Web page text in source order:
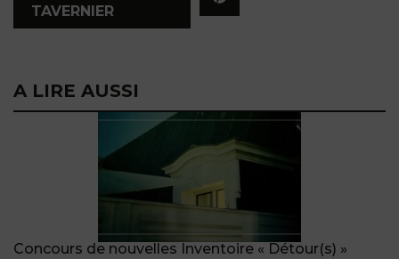
TAVERNIER
A LIRE AUSSI
Concours de nouvelles Inventoire « Détour(s) »